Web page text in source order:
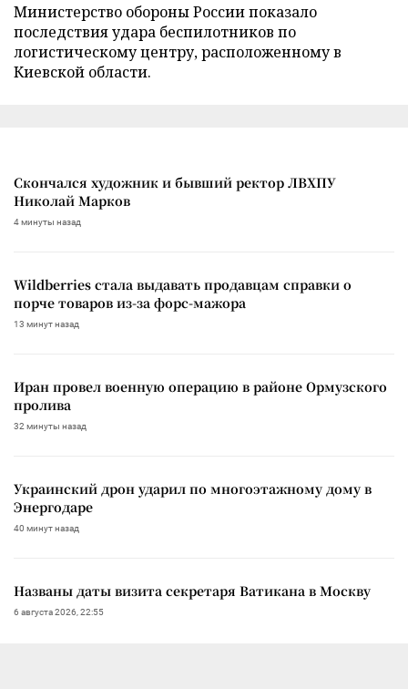
Министерство обороны России показало
последствия удара беспилотников по
логистическому центру, расположенному в
Киевской области.
Скончался художник и бывший ректор ЛВХПУ
Николай Марков
4 минуты назад
Wildberries стала выдавать продавцам справки о
порче товаров из-за форс-мажора
13 минут назад
Иран провел военную операцию в районе Ормузского
пролива
32 минуты назад
Украинский дрон ударил по многоэтажному дому в
Энергодаре
40 минут назад
Названы даты визита секретаря Ватикана в Москву
6 августа 2026, 22:55